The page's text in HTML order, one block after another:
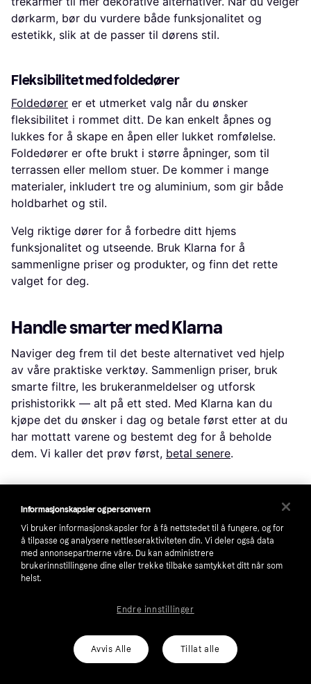
dørkarm, bør du vurdere både funksjonalitet og
estetikk, slik at de passer til dørens stil.
Fleksibilitet med foldedører
Foldedører er et utmerket valg når du ønsker
fleksibilitet i rommet ditt. De kan enkelt åpnes og
lukkes for å skape en åpen eller lukket romfølelse.
Foldedører er ofte brukt i større åpninger, som til
terrassen eller mellom stuer. De kommer i mange
materialer, inkludert tre og aluminium, som gir både
holdbarhet og stil.
Velg riktige dører for å forbedre ditt hjems
funksjonalitet og utseende. Bruk Klarna for å
sammenligne priser og produkter, og finn det rette
valget for deg.
Handle smarter med Klarna
Naviger deg frem til det beste alternativet ved hjelp
av våre praktiske verktøy. Sammenlign priser, bruk
smarte filtre, les brukeranmeldelser og utforsk
prishistorikk — alt på ett sted. Med Klarna kan du
kjøpe det du ønsker i dag og betale først etter at du
har mottatt varene og bestemt deg for å beholde
dem. Vi kaller det prøv først, betal senere.
Leter du etter noe spesifikt? Filtrer etter alt fra pris og
merke til materiale eller farge for å se kun de
produktene som er relevante for deg. Siden
leveringsalternativer og fraktkostnader kan variere
match ved å også filtrere på dette.
Anmeldelser: Se hva andre brukere synes
Informasjonskapsler og personvern
Vi bruker informasjonskapsler for å få nettstedet til å fungere, og for
å tilpasse og analysere nettleseraktiviteten din. Vi deler også data
med annonsepartnerne våre. Du kan administrere
brukerinnstillingene dine eller trekke tilbake samtykket ditt når som
helst.
Avvis Alle Tillat alle
Endre innstillinger